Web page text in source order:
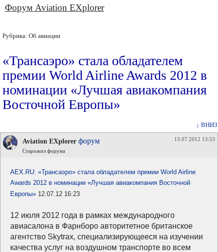
Форум Aviation EXplorer
Рубрика: Об авиации
«Трансаэро» стала обладателем
премии World Airline Awards 2012 в
номинации «Лучшая авиакомпания
Восточной Европы»
↓ ВНИЗ
Aviation EXplorer форум
Старожил форума
13.07.2012 13:53
AEX.RU: «Трансаэро» стала обладателем премии World Airline
Awards 2012 в номинации «Лучшая авиакомпания Восточной
Европы» 12.07.12 16:23
12 июля 2012 года в рамках международного
авиасалона в Фарнборо авторитетное британское
агентство Skytrax, специализирующееся на изучении
качества услуг на воздушном транспорте во всем